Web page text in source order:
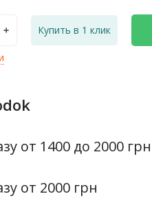
Купить в 1 клик
от 1400 до 2000 грн
от 2000 грн